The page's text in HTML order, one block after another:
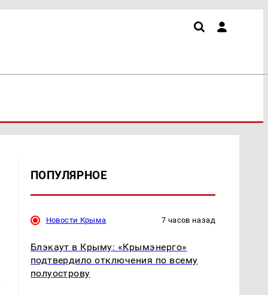
ПОПУЛЯРНОЕ
Новости Крыма 7 часов назад
Блэкаут в Крыму: «Крымэнерго»
подтвердило отключения по всему
полуострову